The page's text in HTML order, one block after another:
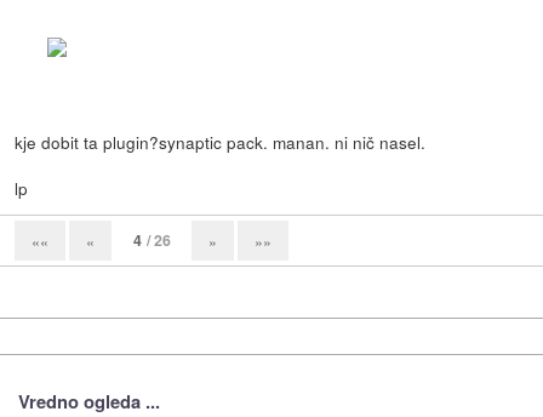
kje dobit ta plugin?synaptic pack. manan. ni nič nasel.
lp
«« « 4 / 26 » »»
Vredno ogleda ...